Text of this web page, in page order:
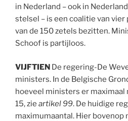
in Nederland – ook in
stelsel – is een coalitie van
van de 150 zetels bezitten.
Schoof is partijloos.
VIJFTIEN De regering-De
ministers. In de Belgische
hoeveel ministers er maximaal
15, zie artikel 99. De huidige
maximumaantal. Hier bovenop